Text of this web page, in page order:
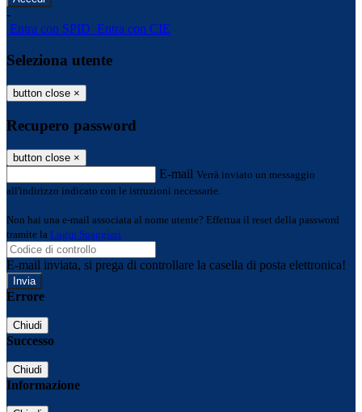
-
Entra con SPID Entra con CIE
Seleziona utente
button close ×
Recupero password
button close ×
E-mail Verrà inviato un messaggio
all'indirizzo indicato con le istruzioni necessarie.
Non hai una e-mail associata al nome utente? Effettua il reset della password
tramite la Login Spaggiari
E-mail inviata, si prega di controllare la casella di posta elettronica!
Errore
Chiudi
Successo
Chiudi
Informazione